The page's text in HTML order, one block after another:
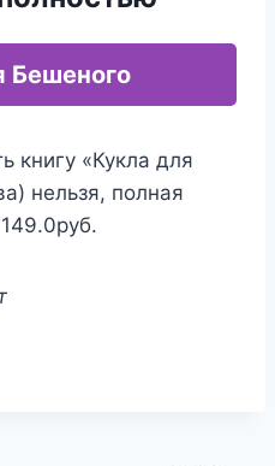
Бешеного
книгу «Кукла для
нельзя, полная